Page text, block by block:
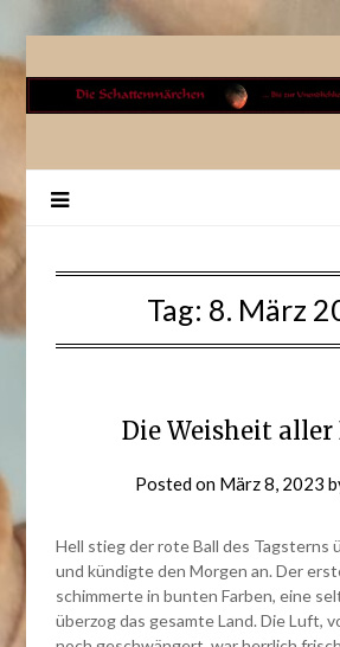
content
Tag: 8. März
Die Weisheit aller
Posted on März 8, 2023
Hell stieg der rote Ball des Tagsterns
und kündigte den Morgen an. Der
schimmerte in bunten Farben, eine
überzog das gesamte Land. Die Luft,